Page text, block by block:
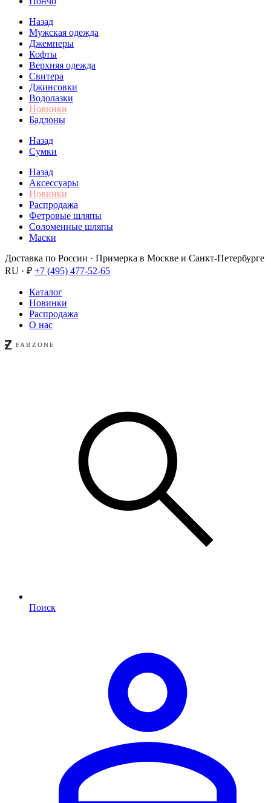
Назад
Мужская одежда
Джемперы
Кофты
Верхняя одежда
Свитера
Джинсовки
Водолазки
Новинки
Бадлоны
Назад
Сумки
Назад
Аксессуары
Новинки
Распродажа
Фетровые шляпы
Соломенные шляпы
Маски
Доставка по России · Примерка в Москве и Санкт-Петербурге
RU · ₽ +7 (495) 477-52-65
Каталог
Новинки
Распродажа
О нас
Поиск